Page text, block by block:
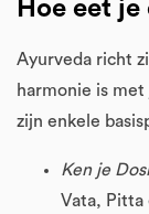
Hoe eet
Ayurveda richt
harmonie is
zijn enkele
Ken je
Vata, Pitta